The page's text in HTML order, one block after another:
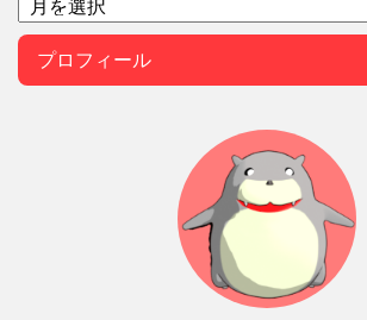
プロフィール